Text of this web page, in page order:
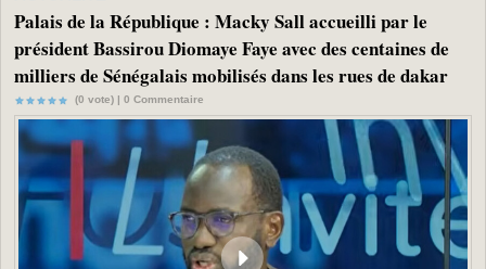
Palais de la République : Macky Sall accueilli par le
président Bassirou Diomaye Faye avec des centaines de
milliers de Sénégalais mobilisés dans les rues de dakar
(0 vote) | 0 Commentaire